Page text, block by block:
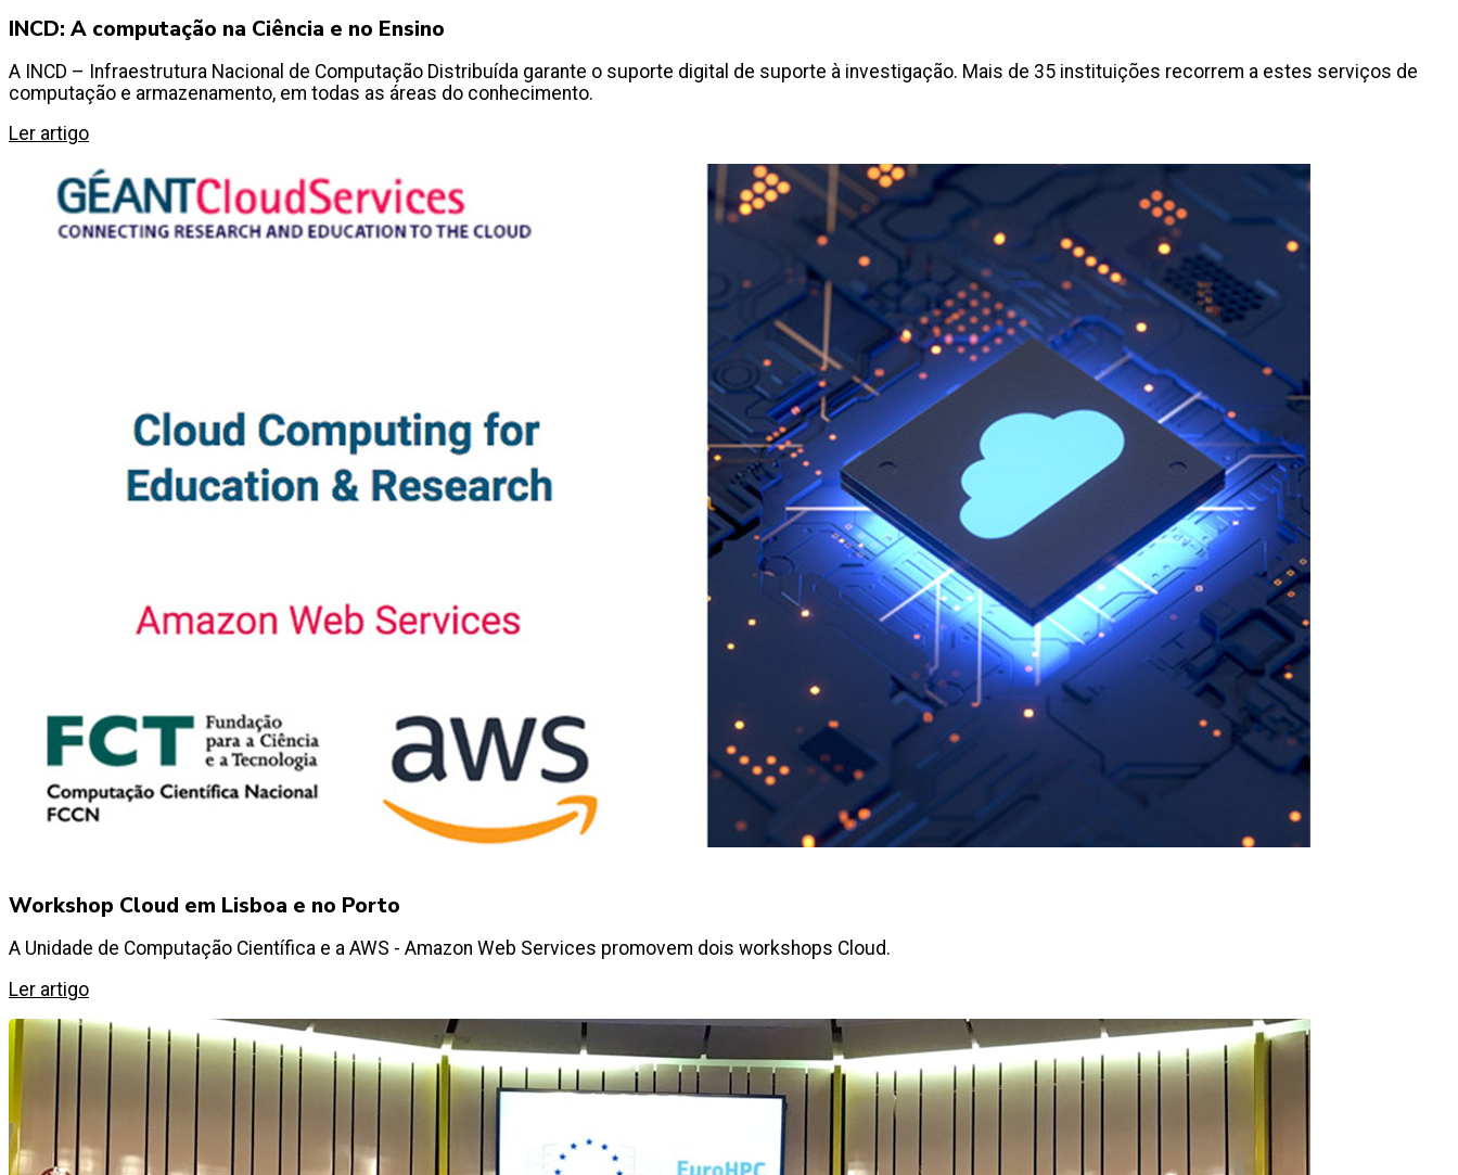
INCD: A computação na Ciência e no Ensino
A INCD – Infraestrutura Nacional de Computação Distribuída garante o suporte digital de suporte à investigação. Mais de 35 instituições recorrem a estes serviços de
computação e armazenamento, em todas as áreas do conhecimento.
Ler artigo
Workshop Cloud em Lisboa e no Porto
A Unidade de Computação Científica e a AWS - Amazon Web Services promovem dois workshops Cloud.
Ler artigo